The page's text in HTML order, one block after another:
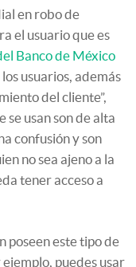
en robo de
el usuario que es
Banco de México
usuarios, además
del cliente”,
se usan son de alta
confusión y son
no sea ajeno a la
tener acceso a
poseen este tipo de
puedes usar